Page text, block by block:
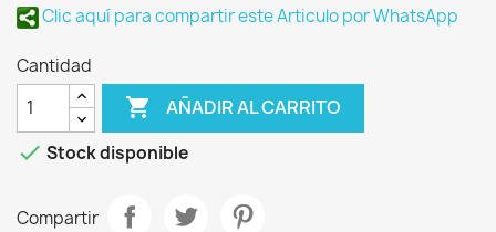
Clic aquí para compartir este Articulo por WhatsApp
Cantidad
 AÑADIR AL CARRITO
 Stock disponible
Compartir